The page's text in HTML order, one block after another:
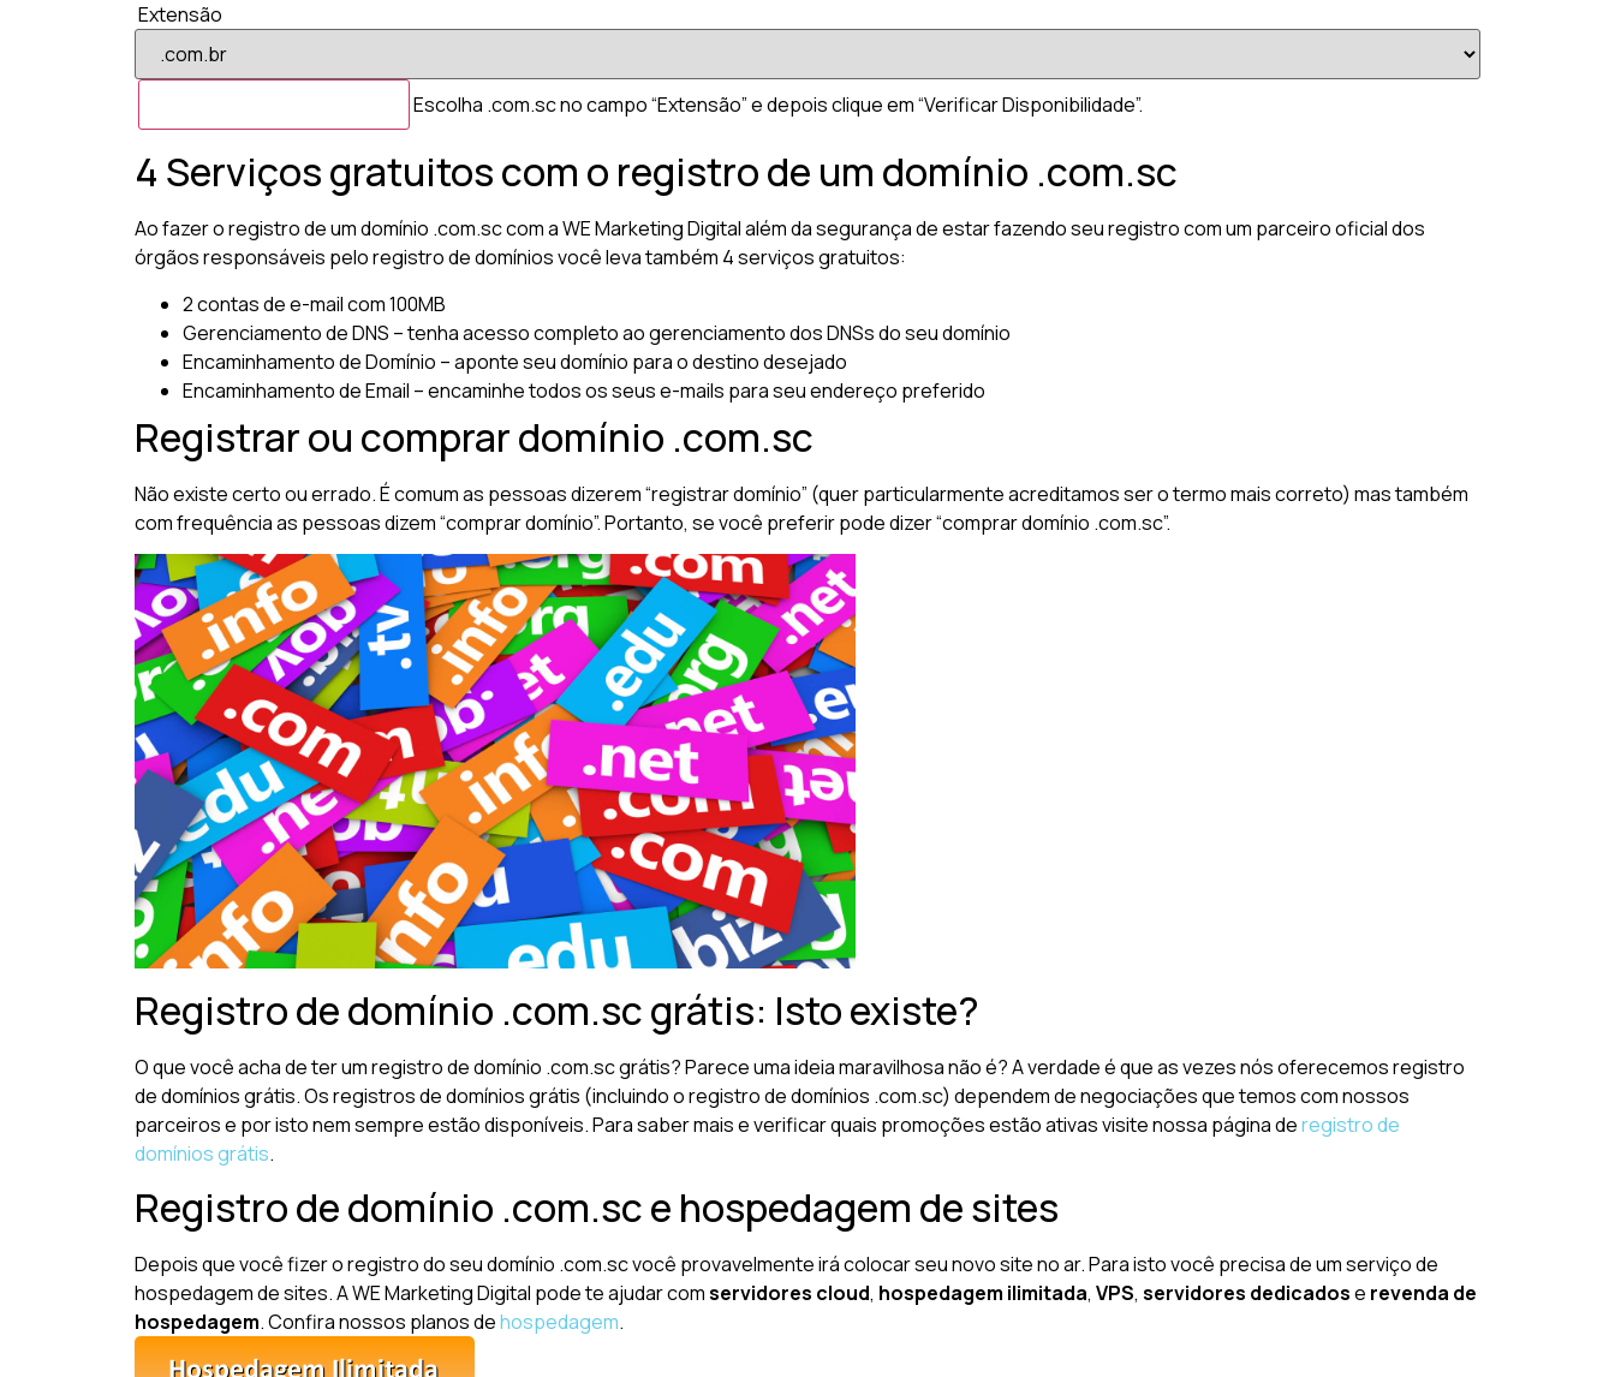
Extensão
Escolha .com.sc no campo “Extensão” e depois clique em “Verificar Disponibilidade”.
4 Serviços gratuitos com o registro de um domínio .com.sc
Ao fazer o registro de um domínio .com.sc com a WE Marketing Digital além da segurança de estar fazendo seu registro com um parceiro oficial dos
órgãos responsáveis pelo registro de domínios você leva também 4 serviços gratuitos:
2 contas de e-mail com 100MB
Gerenciamento de DNS – tenha acesso completo ao gerenciamento dos DNSs do seu domínio
Encaminhamento de Domínio – aponte seu domínio para o destino desejado
Encaminhamento de Email – encaminhe todos os seus e-mails para seu endereço preferido
Registrar ou comprar domínio .com.sc
Não existe certo ou errado. É comum as pessoas dizerem “registrar domínio” (quer particularmente acreditamos ser o termo mais correto) mas também
com frequência as pessoas dizem “comprar domínio”. Portanto, se você preferir pode dizer “comprar domínio .com.sc”.
Registro de domínio .com.sc grátis: Isto existe?
O que você acha de ter um registro de domínio .com.sc grátis? Parece uma ideia maravilhosa não é? A verdade é que as vezes nós oferecemos registro
de domínios grátis. Os registros de domínios grátis (incluindo o registro de domínios .com.sc) dependem de negociações que temos com nossos
parceiros e por isto nem sempre estão disponíveis. Para saber mais e verificar quais promoções estão ativas visite nossa página deregistro de
domínios grátis.
Registro de domínio .com.sc e hospedagem de sites
Depois que você fizer o registro do seu domínio .com.sc você provavelmente irá colocar seu novo site no ar. Para isto você precisa de um serviço de
hospedagem de sites. A WE Marketing Digital pode te ajudar comservidores cloud, hospedagem ilimitada, VPS, servidores dedicadose revenda de
hospedagem. Confira nossos planos dehospedagem.